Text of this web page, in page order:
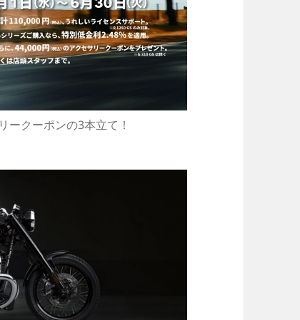
ークーポンの3本立て！